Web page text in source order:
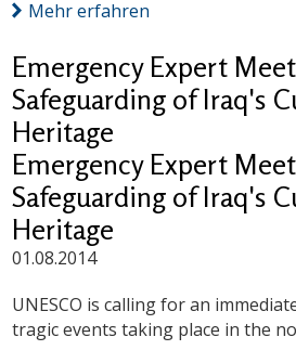
Mehr erfahren
Emergency Expert
Safeguarding of Iraq's
Heritage
Emergency Expert
Safeguarding of Iraq's
Heritage
01.08.2014
UNESCO is calling for an
tragic events taking place in the